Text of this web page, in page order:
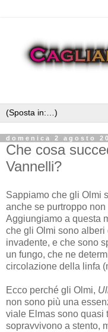
domenica 2 agosto
Che cosa
Vannelli?
Sappiamo che gli Olmi
anche se purtroppo
Aggiungiamo a questa
che gli Olmi sono
invadente, e che sono
un fungo, che ne
circolazione della linfa
Ecco perché gli Olmi,
non sono più una
viale Elmas sono quasi
sopravvivono a stento,